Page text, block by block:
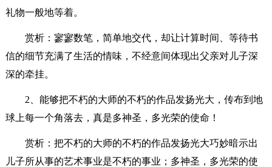
礼物一般地等着。
赏析：寥寥数笔，简单地交代，却让计算时间、等待书
信的细节充满了生活的情味，不经意间体现出父亲对儿子深
深的牵挂。
2、能够把不朽的大师的不朽的作品发扬光大，传布到地
球上每一个角落去，真是多神圣，多光荣的使命！
赏析：把不朽的大师的不朽的作品发扬光大巧妙暗示出
儿子所从事的艺术事业是不朽的事业；多神圣，多光荣的使